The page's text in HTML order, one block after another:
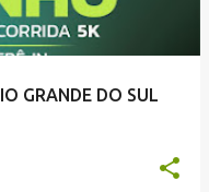
GRANDE DO SUL